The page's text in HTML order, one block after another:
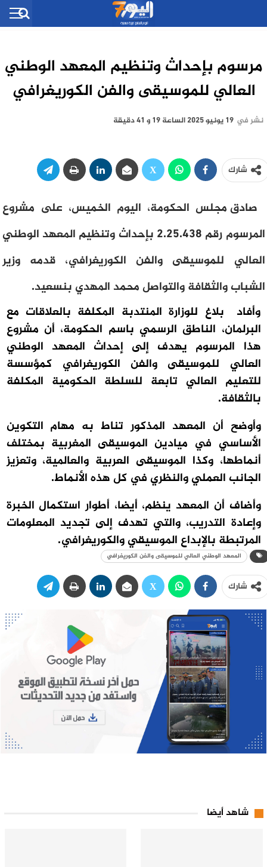
مرسوم بإحداث وتنظيم المعهد الوطني
العالي للموسيقى والفن الكوريغرافي
نشر في 19 يونيو 2025 الساعة 19 و 41 دقيقة
شارك
صادق مجلس الحكومة، اليوم الخميس، على مشروع
المرسوم رقم 2.25.438 بإحداث وتنظيم المعهد الوطني
العالي للموسيقى والفن الكوريغرافي، قدمه وزير
الشباب والثقافة والتواصل محمد المهدي بنسعيد.
وأفاد بلاغ للوزارة المنتدبة المكلفة بالعلاقات مع
البرلمان، الناطق الرسمي باسم الحكومة، أن مشروع
هذا المرسوم يهدف إلى إحداث المعهد الوطني
العالي للموسيقى والفن الكوريغرافي كمؤسسة
للتعليم العالي تابعة للسلطة الحكومية المكلفة
بالثقافة.
وأوضح أن المعهد المذكور تناط به مهام التكوين
الأساسي في ميادين الموسيقى المغربية بمختلف
أنماطها، وكذا الموسيقى العربية والعالمية، وتعزيز
الجانب العملي والنظري في كل هذه الأنماط.
وأضاف أن المعهد ينظم، أيضا، أطوار استكمال الخبرة
وإعادة التدريب، والتي تهدف إلى تجديد المعلومات
المرتبطة بالإبداع الموسيقي والكوريغرافي.
المعهد الوطني العالي للموسيقى والفن الكوريغرافي
شارك
شاهد أيضا